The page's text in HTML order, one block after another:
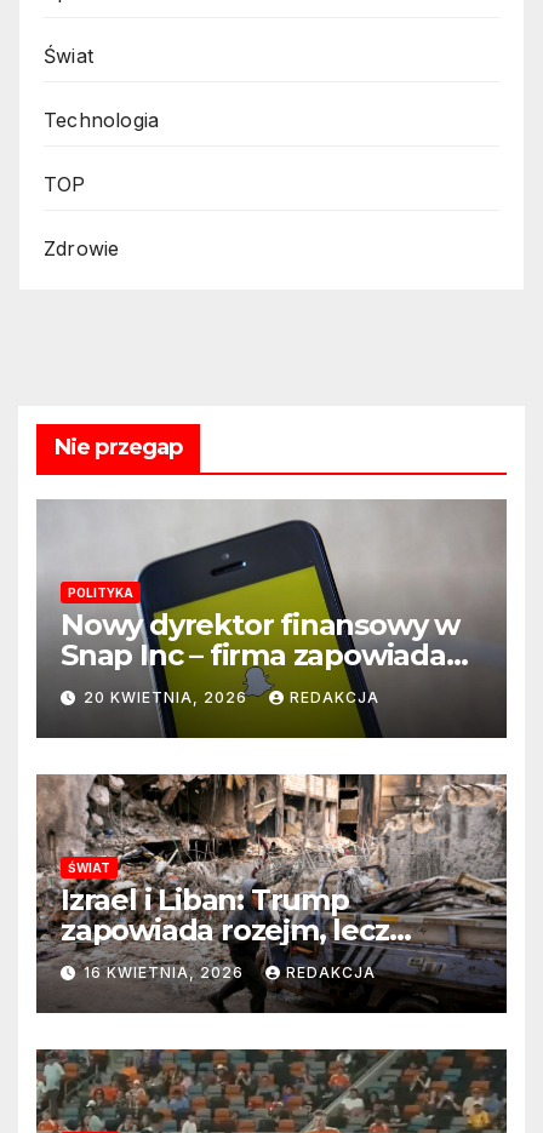
Świat
Technologia
TOP
Zdrowie
Nie przegap
POLITYKA
Nowy dyrektor finansowy w
Snap Inc – firma zapowiada
zmianę na kluczowym
stanowisku
20 KWIETNIA, 2026 REDAKCJA
ŚWIAT
Izrael i Liban: Trump
zapowiada rozejm, lecz
perspektywa zakończenia
wojny wciąż odległa
16 KWIETNIA, 2026 REDAKCJA